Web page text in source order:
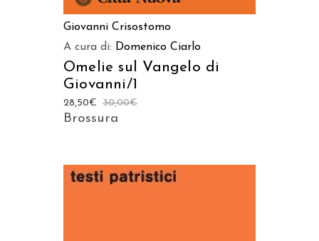
Giovanni Crisostomo
A cura di: Domenico Ciarlo
Omelie sul Vangelo di
Giovanni/1
30,00€
28,50€
Brossura